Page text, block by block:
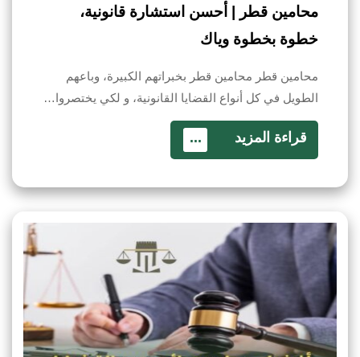
محامين قطر | أحسن استشارة قانونية،
خطوة بخطوة وياك
محامين قطر محامين قطر بخبراتهم الكبيرة، وباعهم
الطويل في كل أنواع القضايا القانونية، و لكي يختصروا…
قراءة المزيد ...